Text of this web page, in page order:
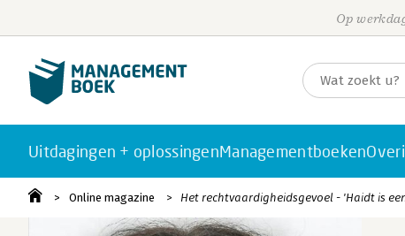
Op
Uitdagingen + oplossingenManagementboeken
Online magazine Het rechtvaardigheidsgevoel - 'Haidt is